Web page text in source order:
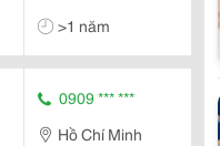
>1 năm
0909 *** ***
Hồ Chí Minh